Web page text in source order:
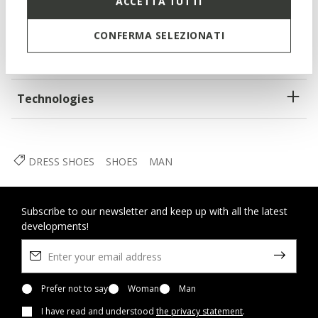
CONFERMA SELEZIONATI
Lace fastening; Removable insole
Technologies
DRESS SHOES SHOES MAN
Subscribe to our newsletter and keep up with all the latest
developments!
Prefer not to say Woman
Man
I have read and understood the privacy statement.